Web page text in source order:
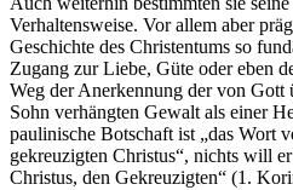
Verhaltensweise. Vor allem aber
Geschichte des Christentums so
Zugang zur Liebe, Güte oder eben
Weg der Anerkennung der von Gott
Sohn verhängten Gewalt als einer
paulinische Botschaft ist „das Wort
gekreuzigten Christus“, nichts will
Christus, den Gekreuzigten“ (1.